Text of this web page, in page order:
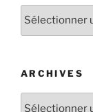
Articles
ARCHIVES